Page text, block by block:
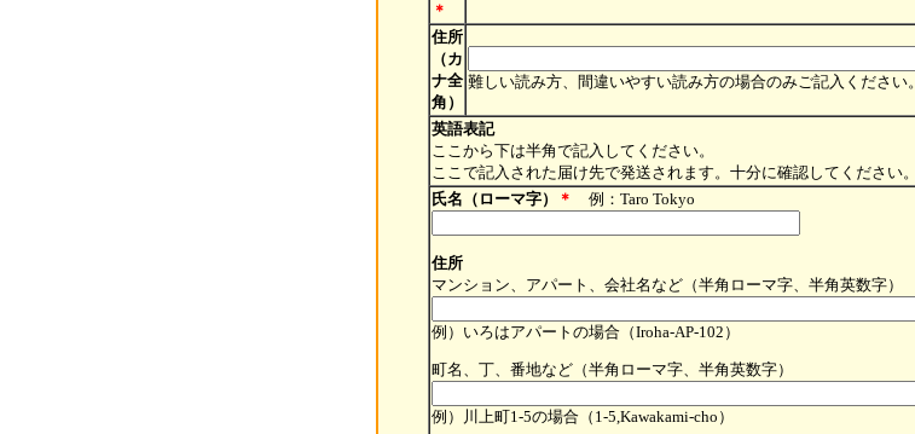
＊
住所
（カ
ナ全
角）
難しい読み方、間違いやすい読み方の場合のみご記入ください。
英語表記
ここから下は半角で記入してください。
ここで記入された届け先で発送されます。十分に確認してください。
氏名（ローマ字）
＊ 例：Taro Tokyo
住所
マンション、アパート、会社名など（半角ローマ字、半角英数字）
例）いろはアパートの場合（Iroha-AP-102）
町名、丁、番地など（半角ローマ字、半角英数字）
例）川上町1-5の場合（1-5,Kawakami-cho）